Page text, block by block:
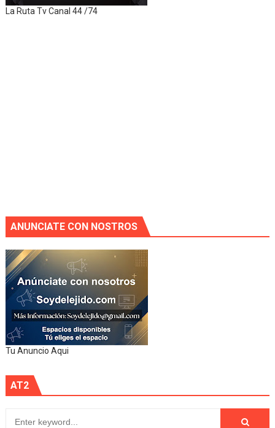
La Ruta Tv Canal 44 /74
ANUNCIATE CON NOSTROS
Tu Anuncio Aqui
AT2